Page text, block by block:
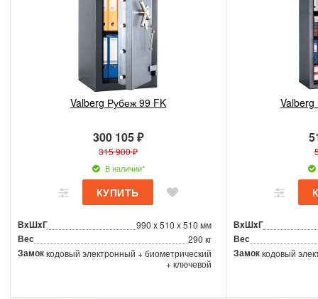
Valberg Рубеж 99 FK
300 105 ₽
315 900 ₽
В наличии*
ВxШxГ 990 x 510 x 510 мм
Вес 290 кг
Замоккодовый электронный + биометрический
+ ключевой
ВxШxГ
Вес
Замоккодовый